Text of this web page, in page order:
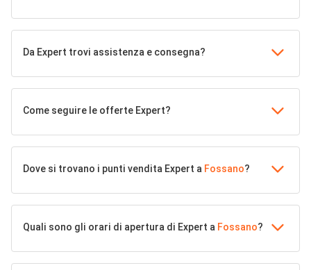
Da Expert trovi assistenza e consegna?
Come seguire le offerte Expert?
Dove si trovano i punti vendita Expert a Fossano?
Quali sono gli orari di apertura di Expert a Fossano?